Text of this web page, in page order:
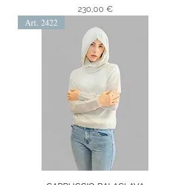
Prezzo
230,00 €
Art. 2422